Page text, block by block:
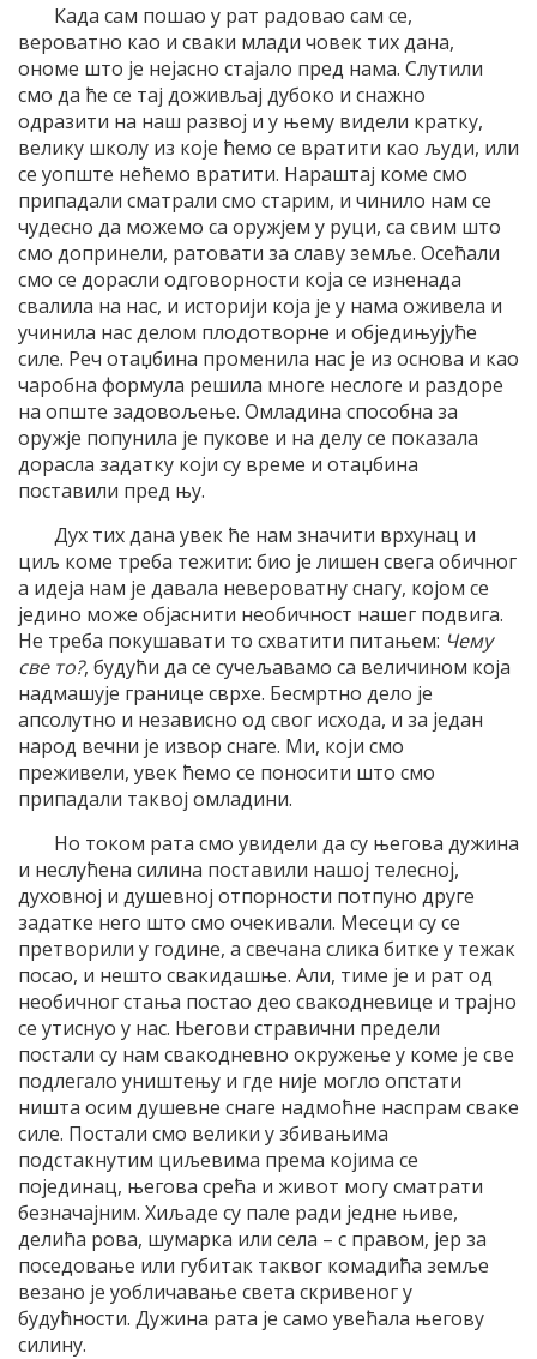
Када сам пошао у рат радовао сам се,
вероватно као и сваки млади човек тих дана,
ономе што је нејасно стајало пред нама. Слутили
смо да ће се тај доживљај дубоко и снажно
одразити на наш развој и у њему видели кратку,
велику школу из које ћемо се вратити као људи, или
се уопште нећемо вратити. Нараштај коме смо
припадали сматрали смо старим, и чинило нам се
чудесно да можемо са оружјем у руци, са свим што
смо допринели, ратовати за славу земље. Осећали
смо се дорасли одговорности која се изненада
свалила на нас, и историји која је у нама оживела и
учинила нас делом плодотворне и обједињујуће
силе. Реч отаџбина променила нас је из основа и као
чаробна формула решила многе неслоге и раздоре
на опште задовољење. Омладина способна за
оружје попунила је пукове и на делу се показала
дорасла задатку који су време и отаџбина
поставили пред њу.
Дух тих дана увек ће нам значити врхунац и
циљ коме треба тежити: био је лишен свега обичног
а идеја нам је давала невероватну снагу, којом се
једино може објаснити необичност нашег подвига.
Не треба покушавати то схватити питањем: Чему
све то?, будући да се сучељавамо са величином која
надмашује границе сврхе. Бесмртно дело је
апсолутно и независно од свог исхода, и за један
народ вечни је извор снаге. Ми, који смо
преживели, увек ћемо се поносити што смо
припадали таквој омладини.
Но током рата смо увидели да су његова дужина
и неслућена силина поставили нашој телесној,
духовној и душевној отпорности потпуно друге
задатке него што смо очекивали. Месеци су се
претворили у године, а свечана слика битке у тежак
посао, и нешто свакидашње. Али, тиме је и рат од
необичног стања постао део свакодневице и трајно
се утиснуо у нас. Његови стравични предели
постали су нам свакодневно окружење у коме је све
подлегало уништењу и где није могло опстати
ништа осим душевне снаге надмоћне наспрам сваке
силе. Постали смо велики у збивањима
подстакнутим циљевима према којима се
појединац, његова срећа и живот могу сматрати
безначајним. Хиљаде су пале ради једне њиве,
делића рова, шумарка или села – с правом, јер за
поседовање или губитак таквог комадића земље
везано је уобличавање света скривеног у
будућности. Дужина рата је само увећала његову
силину.